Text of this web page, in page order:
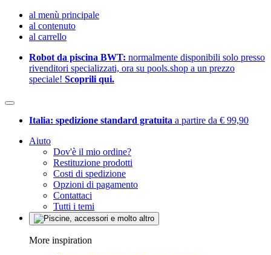
al menù principale
al contenuto
al carrello
Robot da piscina BWT: normalmente disponibili solo presso
rivenditori specializzati, ora su pools.shop a un prezzo
speciale! Scoprili qui.
Italia: spedizione standard gratuita a partire da € 99,90
Aiuto
Dov'è il mio ordine?
Restituzione prodotti
Costi di spedizione
Opzioni di pagamento
Contattaci
Tutti i temi
More inspiration